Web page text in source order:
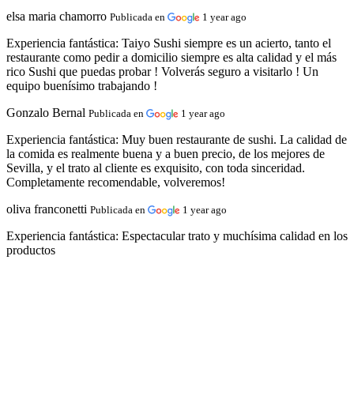
elsa maria chamorro Publicada en 1 year ago
Experiencia fantástica: Taiyo Sushi siempre es un acierto, tanto el
restaurante como pedir a domicilio siempre es alta calidad y el más
rico Sushi que puedas probar ! Volverás seguro a visitarlo ! Un
equipo buenísimo trabajando !
Gonzalo Bernal Publicada en 1 year ago
Experiencia fantástica: Muy buen restaurante de sushi. La calidad de
la comida es realmente buena y a buen precio, de los mejores de
Sevilla, y el trato al cliente es exquisito, con toda sinceridad.
Completamente recomendable, volveremos!
oliva franconetti Publicada en 1 year ago
Experiencia fantástica: Espectacular trato y muchísima calidad en los
productos